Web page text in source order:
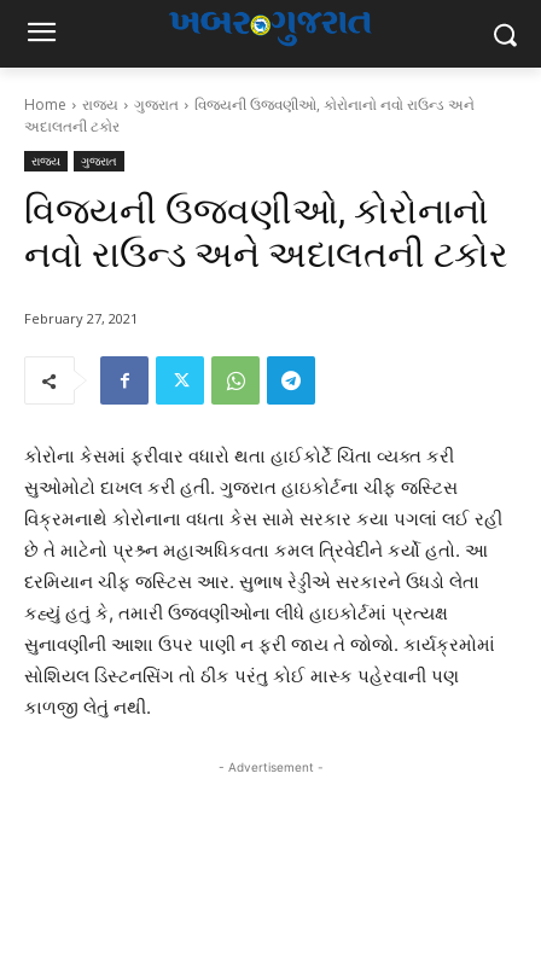
Home રાજ્ય ગુજરાત
વિજયની ઉજવણીઓ, કોરોનાનો નવો રાઉન્ડ અને
અદાલતની ટકોર
રાજ્ય ગુજરાત
વિજયની ઉજવણીઓ, કોરોનાનો
નવો રાઉન્ડ અને અદાલતની ટકોર
February 27, 2021
કોરોના કેસમાં ફરીવાર વધારો થતા હાઈકોર્ટે ચિંતા વ્યક્ત કરી
સુઓમોટો દાખલ કરી હતી. ગુજરાત હાઇકોર્ટના ચીફ જસ્ટિસ
વિક્રમનાથે કોરોનાના વધતા કેસ સામે સરકાર કયા પગલાં લઈ રહી
છે તે માટેનો પ્રશ્ર્ન મહાઅધિકવતા કમલ ત્રિવેદીને કર્યો હતો. આ
દરમિયાન ચીફ જસ્ટિસ આર. સુભાષ રેડ્ડીએ સરકારને ઉધડો લેતા
કહ્યું હતું કે, તમારી ઉજવણીઓના લીધે હાઇકોર્ટમાં પ્રત્યક્ષ
સુનાવણીની આશા ઉપર પાણી ન ફરી જાય તે જોજો. કાર્યક્રમોમાં
સોશિયલ ડિસ્ટનસિંગ તો ઠીક પરંતુ કોઈ માસ્ક પહેરવાની પણ
કાળજી લેતું નથી.
- Advertisement -